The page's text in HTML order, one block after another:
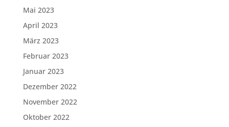
Mai 2023
April 2023
März 2023
Februar 2023
Januar 2023
Dezember 2022
November 2022
Oktober 2022